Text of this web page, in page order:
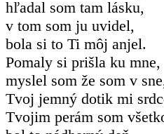
hľadal som tam lásku,
v tom som ju uvidel,
bola si to Ti môj anjel.
Pomaly si prišla ku mne,
myslel som že som v
Tvoj jemný dotik mi
Tvojim perám som